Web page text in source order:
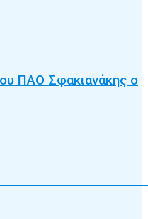
ΠΑΟ Σφακιανάκης ο